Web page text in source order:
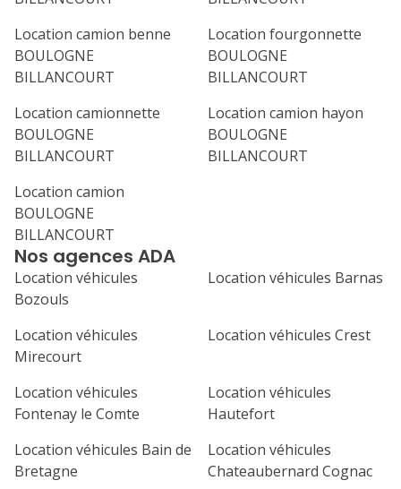
Nos agences ADA
Location véhicules
Bozouls
Location véhicules Barnas
Location véhicules
Mirecourt
Location véhicules Crest
Location véhicules
Fontenay le Comte
Location véhicules
Hautefort
Location véhicules Bain de
Bretagne
Location véhicules
Chateaubernard Cognac
Location camion benne
BOULOGNE
BILLANCOURT
Location fourgonnette
BOULOGNE
BILLANCOURT
Location camionnette
BOULOGNE
BILLANCOURT
Location camion hayon
BOULOGNE
BILLANCOURT
Location camion
BOULOGNE
BILLANCOURT